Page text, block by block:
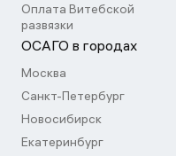
Оплата Витебской
развязки
ОСАГО в городах
Москва
Санкт-Петербург
Новосибирск
Екатеринбург